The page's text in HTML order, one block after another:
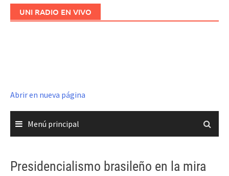
UNI RADIO EN VIVO
Abrir en nueva página
Menú principal
Presidencialismo brasileño en la mira